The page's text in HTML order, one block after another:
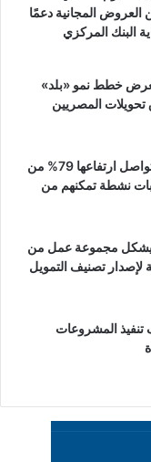
العروض المجانية دعمًا
البنك المركزي
خطط نمو «بلد»
المصريين
معدلات الشمول المالي تواصل ارتفاعها 79% من
نشطة تمكنهم من
يشكل مجموعة عمل من
لإصدار تصنيف التمويل
المشروعات